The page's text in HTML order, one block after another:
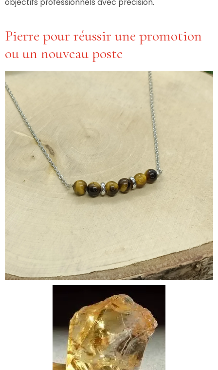
Pierre pour réussir une promotion
ou un nouveau poste